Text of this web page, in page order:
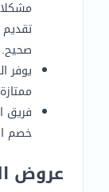
صحيح.
فريق
خصم
عروض